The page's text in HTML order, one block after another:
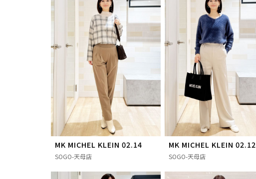
MK MICHEL KLEIN 02.14
SOGO-天母店
MK MICHEL KLEIN 02.12
SOGO-天母店